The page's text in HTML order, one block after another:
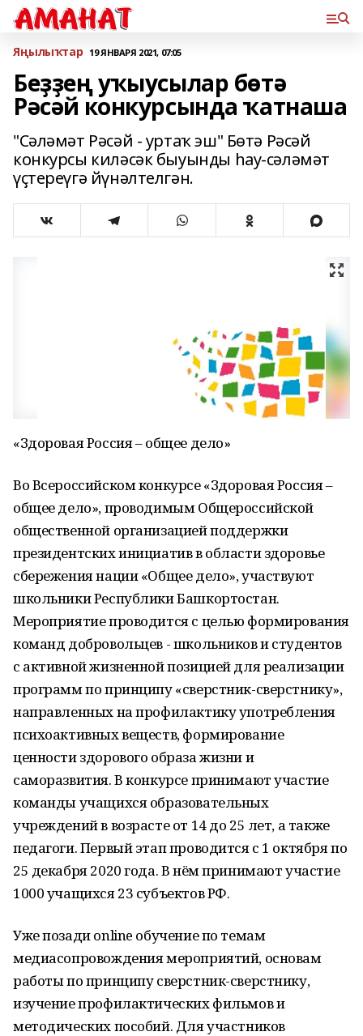
Яңылыҡтар 19 ЯНВАРЯ 2021, 07:05
Беҙҙең уҡыусылар бөтә
Рәсәй конкурсында ҡатнаша
"Сәләмәт Рәсәй - уртаҡ эш" Бөтә Рәсәй
конкурсы киләсәк быуынды һау-сәләмәт
үҫтереүгә йүнәлтелгән.
«Здоровая Россия – общее дело»
Во Всероссийском конкурсе «Здоровая Россия –
общее дело», проводимым Общероссийской
общественной организацией поддержки
президентских инициатив в области здоровье
сбережения нации «Общее дело», участвуют
школьники Республики Башкортостан.
Мероприятие проводится с целью формирования
команд добровольцев - школьников и студентов
с активной жизненной позицией для реализации
программ по принципу «сверстник-сверстнику»,
направленных на профилактику употребления
психоактивных веществ, формирование
ценности здорового образа жизни и
саморазвития. В конкурсе принимают участие
команды учащихся образовательных
учреждений в возрасте от 14 до 25 лет, а также
педагоги. Первый этап проводится с 1 октября по
25 декабря 2020 года. В нём принимают участие
1000 учащихся 23 субъектов РФ.
Уже позади online обучение по темам
медиасопровождения мероприятий, основам
работы по принципу сверстник-сверстнику,
изучение профилактических фильмов и
методических пособий. Для участников